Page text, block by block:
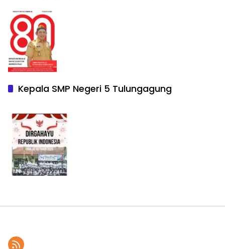
Kepala SMP Negeri 5 Tulungagung